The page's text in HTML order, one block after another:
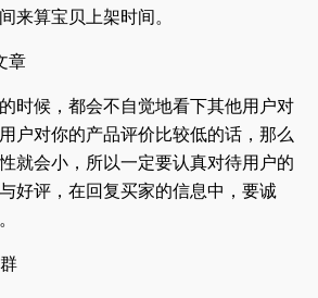
来算宝贝上架时间。
章
时候，都会不自觉地看下其他用户对
户对你的产品评价比较低的话，那么
就会小，所以一定要认真对待用户的
好评，在回复买家的信息中，要诚